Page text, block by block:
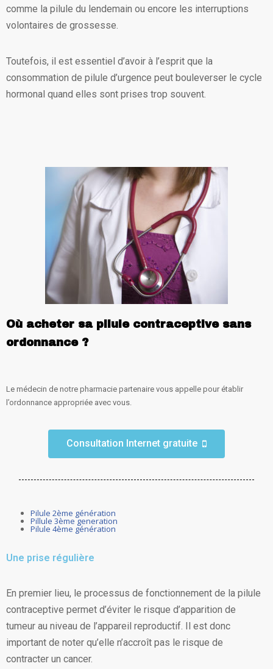
comme la pilule du lendemain ou encore les interruptions
volontaires de grossesse.
Toutefois, il est essentiel d’avoir à l’esprit que la
consommation de pilule d’urgence peut bouleverser le cycle
hormonal quand elles sont prises trop souvent.
Où acheter sa pilule contraceptive sans
ordonnance ?
Le médecin de notre pharmacie partenaire vous appelle pour établir
l’ordonnance appropriée avec vous.
Consultation Internet gratuite
Pilule 2ème génération
Pillule 3ème generation
Pilule 4ème génération
Une prise régulière
En premier lieu, le processus de fonctionnement de la pilule
contraceptive permet d’éviter le risque d’apparition de
tumeur au niveau de l’appareil reproductif. Il est donc
important de noter qu’elle n’accroît pas le risque de
contracter un cancer.